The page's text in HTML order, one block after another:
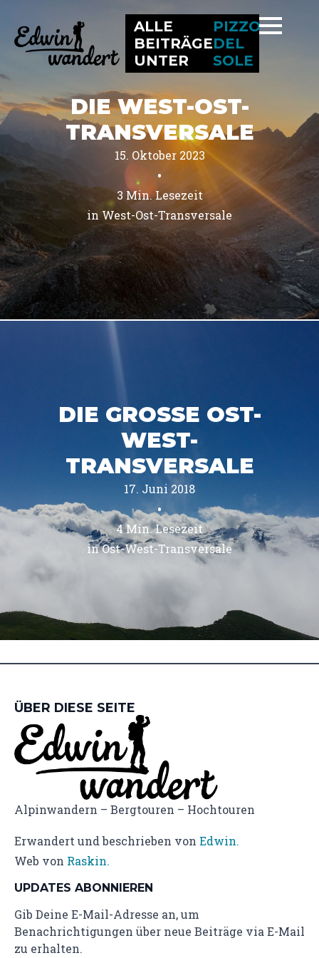
ALLE
BEITRÄGE
UNTER
PIZZO
DEL
SOLE
DIE WEST-OST-
TRANSVERSALE
15. Oktober 2023
•
3 Min. Lesezeit
in West-Ost-Transversale
DIE GROSSE OST-
WEST-
TRANSVERSALE
17. Juni 2018
•
4Min. Lesezeit
in Ost-West-Transversale
ÜBER DIESE SEITE
Alpinwandern – Bergtouren – Hochtouren
Erwandert und beschrieben von Edwin.
Web von Raskin.
UPDATES ABONNIEREN
Gib Deine E-Mail-Adresse an, um
Benachrichtigungen über neue Beiträge via E-Mail
zu erhalten.